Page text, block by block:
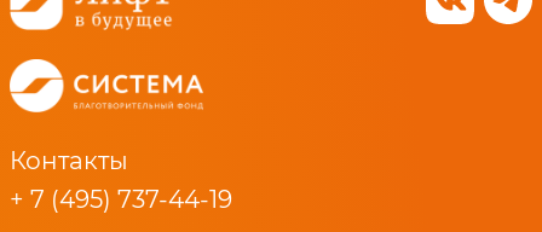
Контакты
+ 7 (495) 737-44-19